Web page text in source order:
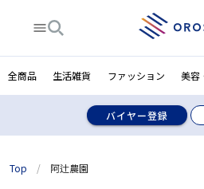
全商品 生活雑貨 ファッション 美容
バイヤー登録
Top / 阿辻農園